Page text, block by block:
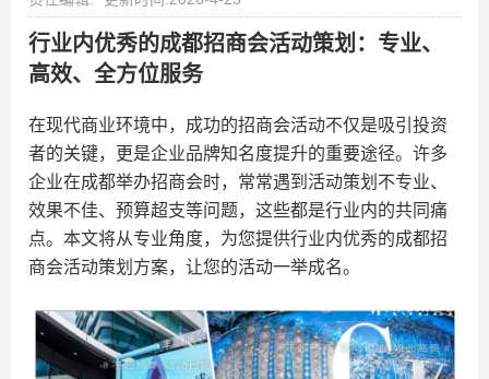
行业内优秀的成都招商会活动策划：专业、
高效、全方位服务
在现代商业环境中，成功的招商会活动不仅是吸引投资
者的关键，更是企业品牌知名度提升的重要途径。许多
企业在成都举办招商会时，常常遇到活动策划不专业、
效果不佳、预算超支等问题，这些都是行业内的共同痛
点。本文将从专业角度，为您提供行业内优秀的成都招
商会活动策划方案，让您的活动一举成名。